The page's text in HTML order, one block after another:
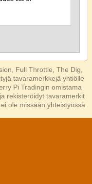
Full Throttle, The Dig,
tavaramerkkejä yhtiölle
Pi Tradingin omistama
rekisteröidyt tavaramerkit
ole missään yhteistyössä